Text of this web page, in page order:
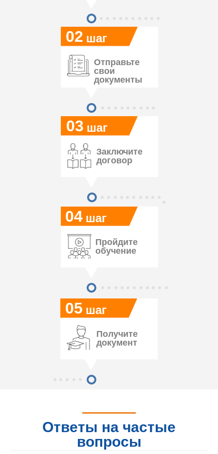
05
04
03
02 шаг
шаг
шаг
шаг
Отправьте
свои
документы
Заключите
договор
Пройдите
обучение
Получите
документ
Ответы на частые
вопросы